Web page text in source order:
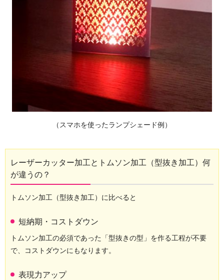
（スマホを使ったランプシェード例）
レーザーカッター加工とトムソン加工（型抜き加工）何
が違うの？
トムソン加工（型抜き加工）に比べると
短納期・コストダウン
トムソン加工の必須であった「型抜きの型」を作る工程が不要
で、コストダウンにもなります。
表現力アップ